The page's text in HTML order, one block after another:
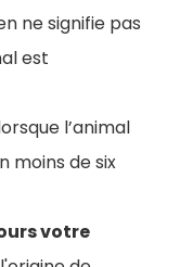
ne signifie pas
est
l’animal
moins de six
votre